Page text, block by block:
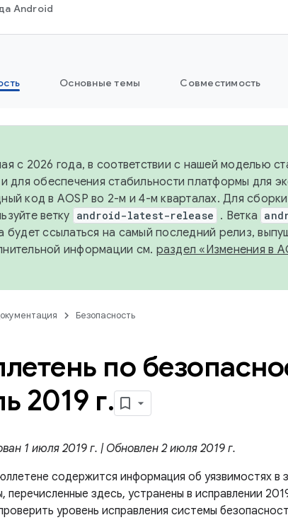
Android
Основные темы Совместимость
с 2026 года, в соответствии с нашей моделью
и для обеспечения стабильности платформы для
код в AOSP во 2-м и 4-м кварталах. Для
ветку android-latest-release . Ветка
будет ссылаться на самый последний релиз,
информации см. раздел «Изменения в
Безопасность
по
2019 г.
1 июля 2019 г. | Обновлен 2 июля 2019 г.
содержится информация об уязвимостях в
перечисленные здесь, устранены в исправлении
уровень исправления системы